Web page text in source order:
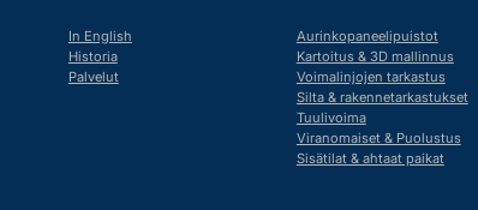
In English
Historia
Palvelut
Aurinkopaneelipuistot
Kartoitus & 3D mallinnus
Voimalinjojen tarkastus
Silta & rakennetarkastukset
Tuulivoima
Viranomaiset & Puolustus
Sisätilat & ahtaat paikat